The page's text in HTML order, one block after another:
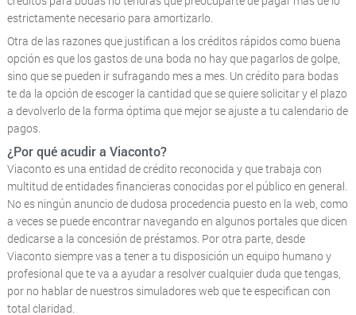
estrictamente necesario para amortizarlo.
Otra de las razones que justifican a los créditos rápidos como buena
opción es que los gastos de una boda no hay que pagarlos de golpe,
sino que se pueden ir sufragando mes a mes. Un crédito para bodas
te da la opción de escoger la cantidad que se quiere solicitar y el plazo
a devolverlo de la forma óptima que mejor se ajuste a tu calendario de
pagos.
¿Por qué acudir a Viaconto?
Viaconto es una entidad de crédito reconocida y que trabaja con
multitud de entidades financieras conocidas por el público en general.
No es ningún anuncio de dudosa procedencia puesto en la web, como
a veces se puede encontrar navegando en algunos portales que dicen
dedicarse a la concesión de préstamos. Por otra parte, desde
Viaconto siempre vas a tener a tu disposición un equipo humano y
profesional que te va a ayudar a resolver cualquier duda que tengas,
por no hablar de nuestros simuladores web que te especifican con
total claridad.